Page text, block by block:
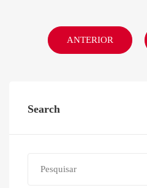
ANTERIOR
Search